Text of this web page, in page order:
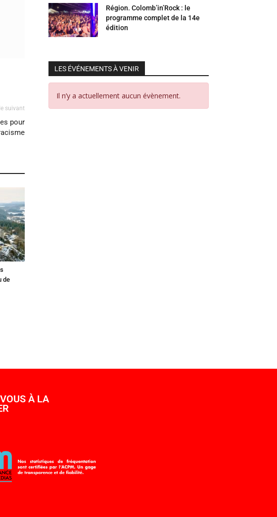
suivant
pour
de
Région. Colomb’in’Rock : le
programme complet de la 14e
édition
LES ÉVÉNEMENTS À VENIR
Il n’y a actuellement aucun évènement.
À LA